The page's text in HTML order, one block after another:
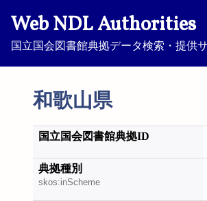
Web NDL Authorities
国立国会図書館典拠データ検索・提供
和歌山県
国立国会図書館典拠ID
典拠種別
skos:inScheme